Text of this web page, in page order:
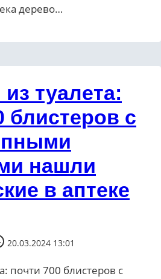
дерево…
туалета:
блистеров с
нашли
в аптеке
20.03.2024 13:01
почти 700 блистеров с